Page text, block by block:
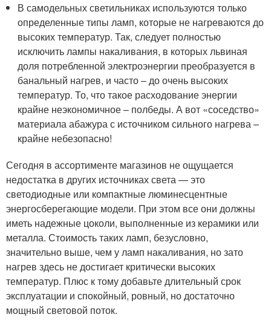
В самодельных светильниках используются только
определенные типы ламп, которые не нагреваются до
высоких температур. Так, следует полностью
исключить лампы накаливания, в которых львиная
доля потребленной электроэнергии преобразуется в
банальный нагрев, и часто – до очень высоких
температур. То, что такое расходование энергии
крайне неэкономичное – полбеды. А вот «соседство»
материала абажура с источником сильного нагрева –
крайне небезопасно!
Сегодня в ассортименте магазинов не ощущается
недостатка в других источниках света — это
светодиодные или компактные люминесцентные
энергосберегающие модели. При этом все они должны
иметь надежные цоколи, выполненные из керамики или
металла. Стоимость таких ламп, безусловно,
значительно выше, чем у ламп накаливания, но зато
нагрев здесь не достигает критически высоких
температур. Плюс к тому добавьте длительный срок
эксплуатации и спокойный, ровный, но достаточно
мощный световой поток.